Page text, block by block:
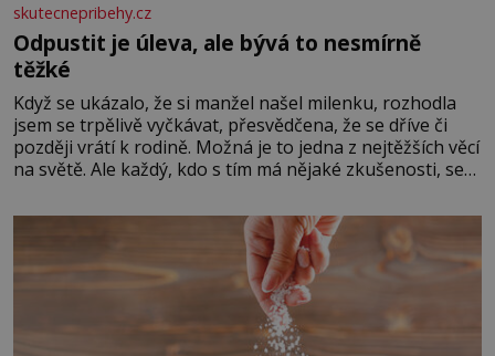
skutecnepribehy.cz
Odpustit je úleva, ale bývá to nesmírně
těžké
Když se ukázalo, že si manžel našel milenku, rozhodla
jsem se trpělivě vyčkávat, přesvědčena, že se dříve či
později vrátí k rodině. Možná je to jedna z nejtěžších věcí
na světě. Ale každý, kdo s tím má nějaké zkušenosti, se
Když se ke mně doneslo, že si manžel pořídil milenku,